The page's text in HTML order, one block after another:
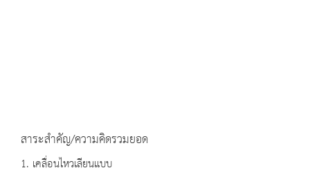
สาระสำคัญ/ความคิดรวมยอด
1. เคลื่อนไหวเลียนแบบ